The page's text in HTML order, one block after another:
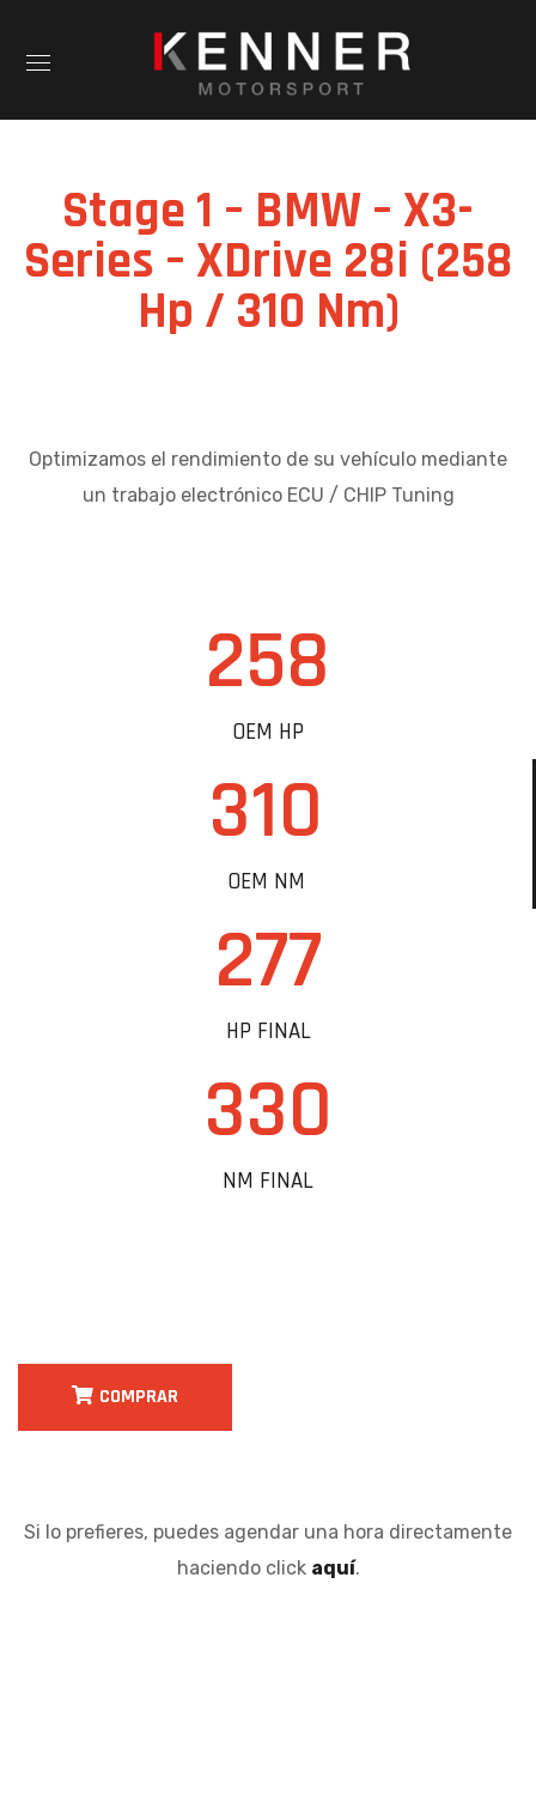
Stage 1 – BMW – X3-
Series – XDrive 28i (258
Hp / 310 Nm)
Optimizamos el rendimiento de su vehículo mediante
un trabajo electrónico ECU / CHIP Tuning
258
OEM HP
310
OEM NM
277
HP FINAL
330
NM FINAL
COMPRAR
Si lo prefieres, puedes agendar una hora directamente
haciendo click aquí.